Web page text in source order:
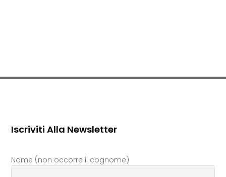
Iscriviti Alla Newsletter
Nome (non occorre il cognome)